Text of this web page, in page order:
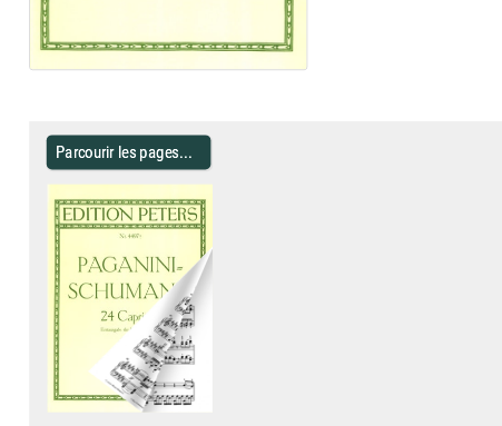
Parcourir les pages...